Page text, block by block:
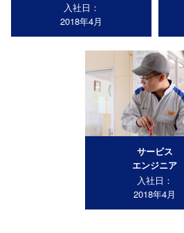
入社日：
2018年4月
サービス
エンジニア
入社日：
2018年4月